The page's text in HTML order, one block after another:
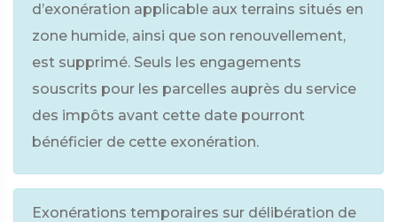
d’exonération applicable aux terrains situés en
zone humide, ainsi que son renouvellement,
est supprimé. Seuls les engagements
souscrits pour les parcelles auprès du service
des impôts avant cette date pourront
bénéficier de cette exonération.
Exonérations temporaires sur délibération de